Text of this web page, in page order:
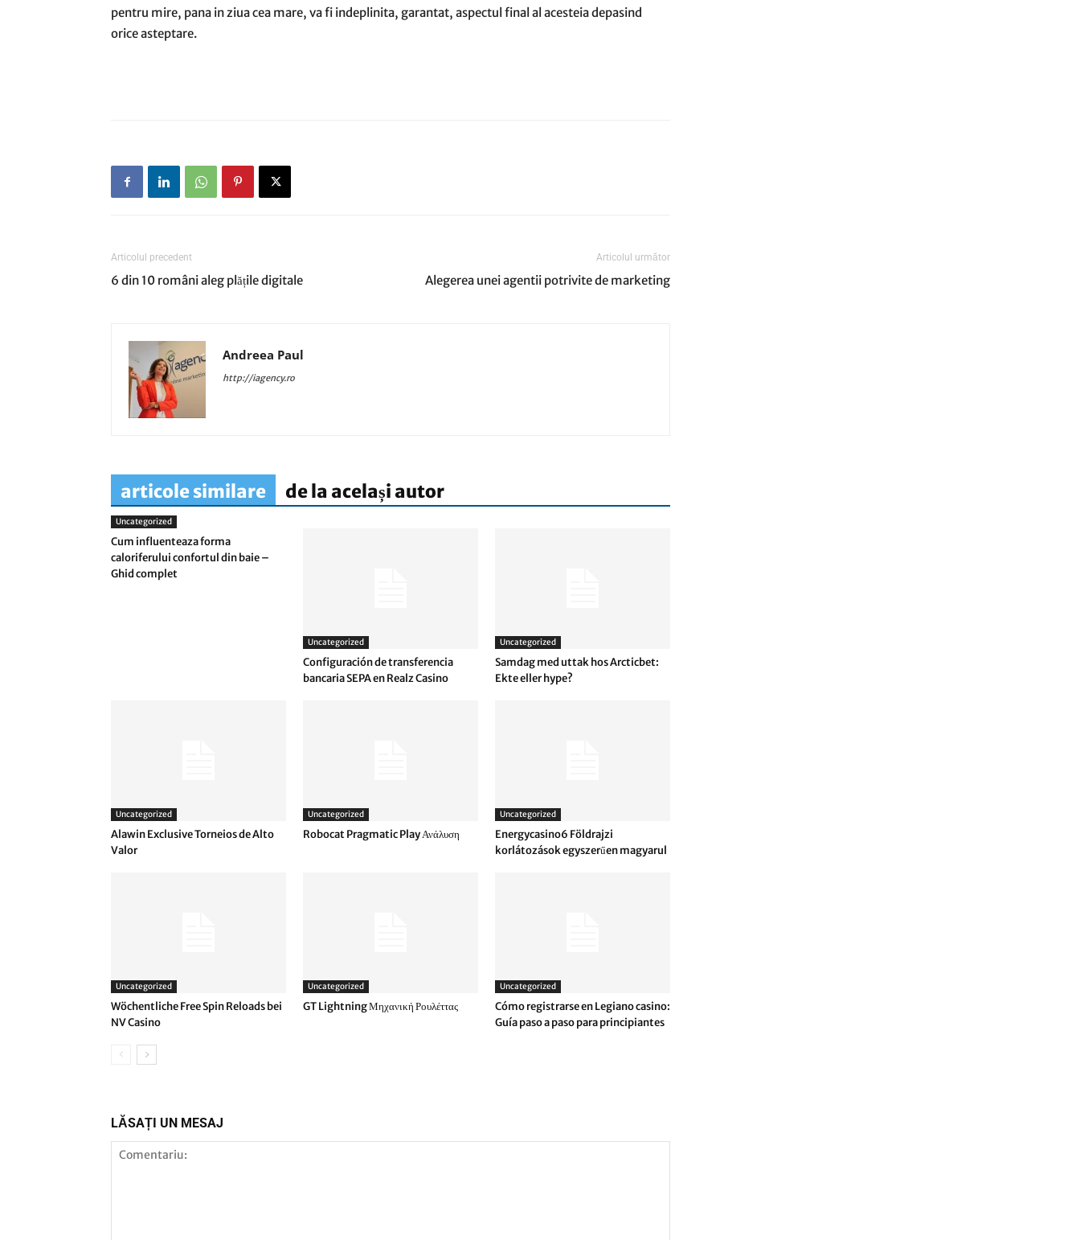
pentru mire, pana in ziua cea mare, va fi indeplinita, garantat, aspectul final al acesteia depasind
orice asteptare.
Articolul precedent
6 din 10 români aleg plățile digitale
Articolul următor
Alegerea unei agentii potrivite de marketing
Andreea Paul
http://iagency.ro
articole similare de la același autor
Uncategorized
Cum influenteaza forma
caloriferului confortul din baie –
Ghid complet
Uncategorized
Configuración de transferencia
bancaria SEPA en Realz Casino
Uncategorized
Samdag med uttak hos Arcticbet:
Ekte eller hype?
Uncategorized
Alawin Exclusive Torneios de Alto
Valor
Uncategorized
Robocat Pragmatic Play Ανάλυση
Uncategorized
Energycasino6 Földrajzi
korlátozások egyszerűen magyarul
Uncategorized
Wöchentliche Free Spin Reloads bei
NV Casino
Uncategorized
GT Lightning Μηχανική Ρουλέττας
Uncategorized
Cómo registrarse en Legiano casino:
Guía paso a paso para principiantes
LĂSAȚI UN MESAJ